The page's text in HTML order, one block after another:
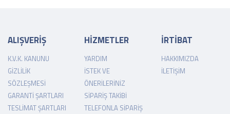
ALIŞVERİŞ
K.V.K. KANUNU
GIZLILIK
SÖZLEŞMESI
GARANTI ŞARTLARI
TESLIMAT ŞARTLARI
HİZMETLER
YARDIM
İSTEK VE
ÖNERILERINIZ
SIPARIŞ TAKIBI
TELEFONLA SIPARIŞ
İRTİBAT
HAKKIMIZDA
İLETIŞIM